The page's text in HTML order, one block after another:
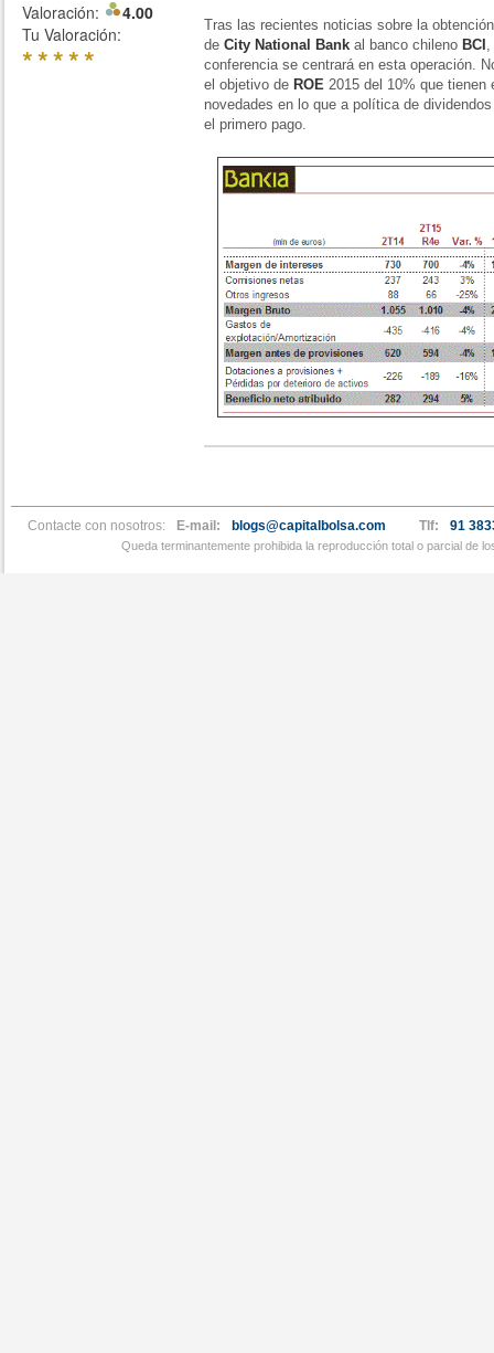
Valoración:
4.00
Tu Valoración:
*****
Tras las recientes noticias sobre la
de City National Bank al banco chileno BCI ,
conferencia se centrará en esta operación.
el objetivo de ROE 2015 del 10% que tienen
novedades en lo que a política de
el primero pago.
Contacte con nosotros: E-mail: blogs@capitalbolsa.com Tlf: 91
Queda terminantemente prohibida la reproducción total o parcial de